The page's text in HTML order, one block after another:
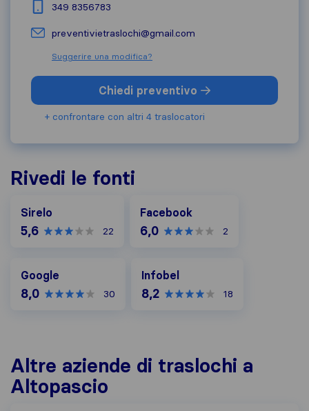
349 8356783
preventivietraslochi@gmail.com
Suggerire una modifica?
Chiedi preventivo
+ confrontare con altri 4 traslocatori
Rivedi le fonti
Sirelo
5,6 22
Facebook
6,0 2
Google
8,0 30
Infobel
8,2 18
Altre aziende di traslochi a
Altopascio